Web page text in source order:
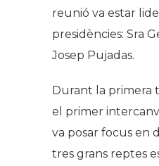
reunió va estar
presidències: Sra
Josep Pujadas.
Durant la primera
el primer
va posar focus en
tres grans reptes